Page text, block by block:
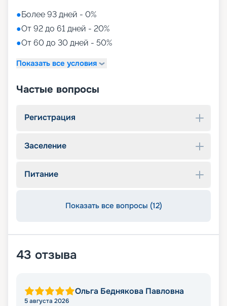
●Более 93 дней - 0%
●От 92 до 61 дней - 20%
●От 60 до 30 дней - 50%
Показать все условия
Частые вопросы
Регистрация
Заселение
Питание
Показать все вопросы (12)
43 отзыва
Ольга Беднякова Павловна
5 августа 2026